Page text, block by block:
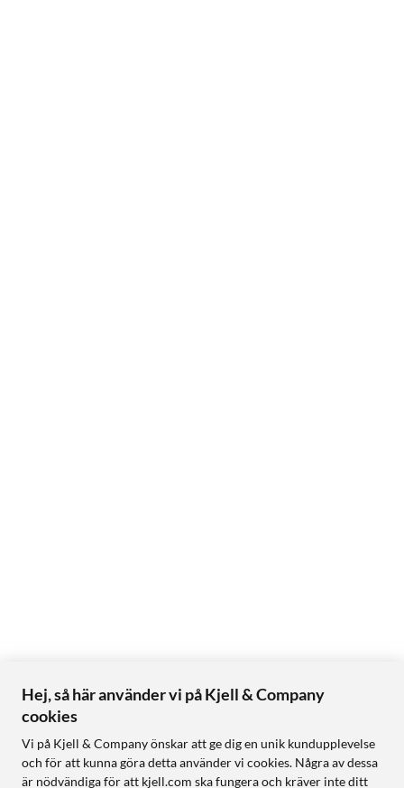
Hej, så här använder vi på Kjell & Company
cookies
Vi på Kjell & Company önskar att ge dig en unik kundupplevelse
och för att kunna göra detta använder vi cookies. Några av dessa
är nödvändiga för att kjell.com ska fungera och kräver inte ditt